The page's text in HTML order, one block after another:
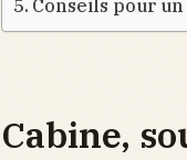
Conseils pour
Cabine,